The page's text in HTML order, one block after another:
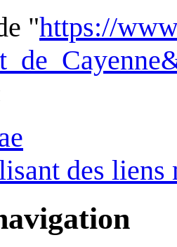
"https://
des